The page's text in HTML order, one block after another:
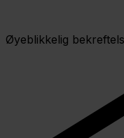
Øyeblikkelig